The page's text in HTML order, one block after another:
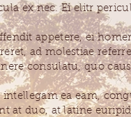
ex nec. Ei elitr
appetere, ei
ad molestiae
consulatu, quo
ea eam,
at duo, at latine